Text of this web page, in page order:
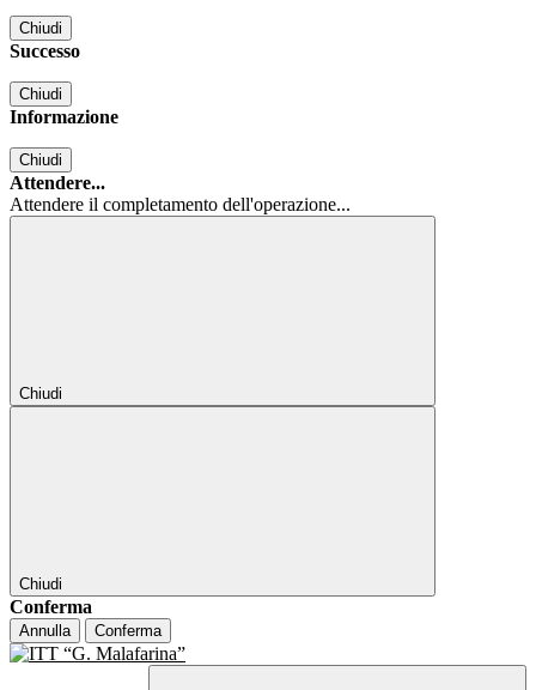
Chiudi
Successo
Chiudi
Informazione
Chiudi
Attendere...
Attendere il completamento dell'operazione...
Chiudi
Chiudi
Conferma
Annulla Conferma